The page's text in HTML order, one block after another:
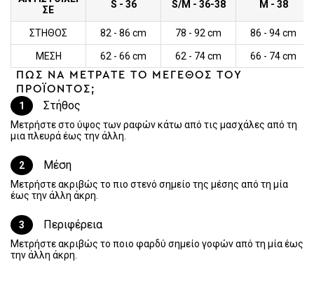
ΣΕ
S - 36 S/M - 36-38 M - 38
ΣΤΗΘΟΣ 82 - 86 cm 78 - 92 cm 86 - 94 cm
ΜΕΣΗ 62 - 66 cm 62 - 74 cm
66 - 74 cm
ΠΩΣ ΝΑ ΜΕΤΡΑΤΕ ΤΟ ΜΕΓΕΘΟΣ ΤΟΥ
ΠΡΟΪΟΝΤΟΣ;
1
Στήθος
Μετρήστε στο ύψος των ραφών κάτω από τις μασχάλες από τη
μια πλευρά έως την άλλη.
2 Μέση
Μετρήστε ακριβώς το πιο στενό σημείο της μέσης από τη μία
έως την άλλη άκρη.
3 Περιφέρεια
Μετρήστε ακριβώς το ποιο φαρδύ σημείο γοφών από τη μία έως
την άλλη άκρη.